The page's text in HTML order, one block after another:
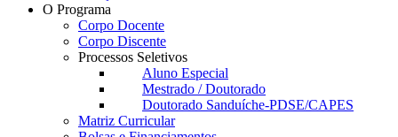
O Programa
Corpo Docente
Corpo Discente
Processos Seletivos
Aluno Especial
Mestrado / Doutorado
Doutorado Sanduíche-PDSE/CAPES
Matriz Curricular